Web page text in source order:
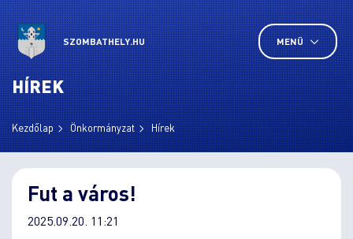
SZOMBATHELY.HU MENÜ
HÍREK
Kezdőlap Önkormányzat Hírek
Fut a város!
2025.09.20. 11:21